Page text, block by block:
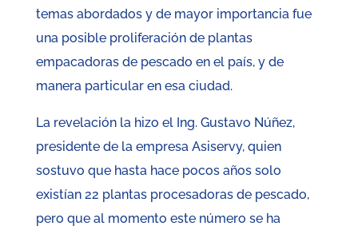
temas abordados y de mayor importancia fue
una posible proliferación de plantas
empacadoras de pescado en el país, y de
manera particular en esa ciudad.
La revelación la hizo el Ing. Gustavo Núñez,
presidente de la empresa Asiservy, quien
sostuvo que hasta hace pocos años solo
existían 22 plantas procesadoras de pescado,
pero que al momento este número se ha